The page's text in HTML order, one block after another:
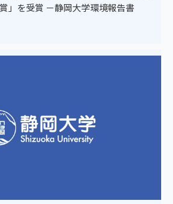
」を受賞 －静岡大学環境報告書